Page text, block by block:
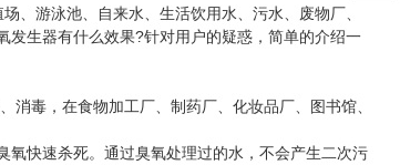
、游泳池、自来水、生活饮用水、污水、废物厂、
发生器有什么效果?针对用户的疑惑，简单的介绍一
毒，在食物加工厂、制药厂、化妆品厂、图书馆、
快速杀死。通过臭氧处理过的水，不会产生二次污